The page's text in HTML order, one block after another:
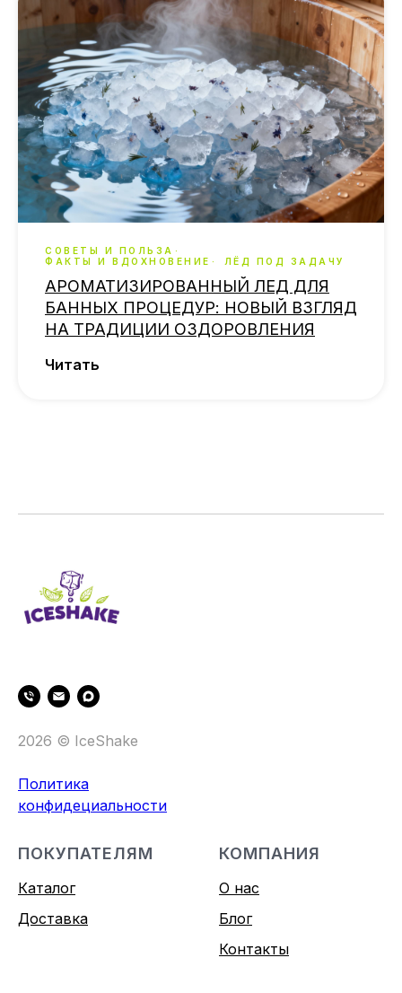
СОВЕТЫ И ПОЛЬЗА
ФАКТЫ И ВДОХНОВЕНИЕ
ЛЁД ПОД ЗАДАЧУ
АРОМАТИЗИРОВАННЫЙ ЛЕД ДЛЯ
БАННЫХ ПРОЦЕДУР: НОВЫЙ ВЗГЛЯД
НА ТРАДИЦИИ ОЗДОРОВЛЕНИЯ
Читать
2026 © IceShake
Политика
конфидециальности
ПОКУПАТЕЛЯМ
Каталог
Доставка
КОМПАНИЯ
О нас
Блог
Контакты